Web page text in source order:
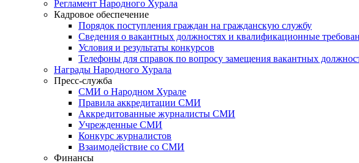
Регламент Народного Хурала
Кадровое обеспечение
Порядок поступления граждан на гражданскую службу
Сведения о вакантных должностях и квалификационные
Условия и результаты конкурсов
Телефоны для справок по вопросу замещения вакантных
Награды Народного Хурала
Пресс-служба
СМИ о Народном Хурале
Правила аккредитации СМИ
Аккредитованные журналисты СМИ
Учрежденные СМИ
Конкурс журналистов
Взаимодействие со СМИ
Финансы